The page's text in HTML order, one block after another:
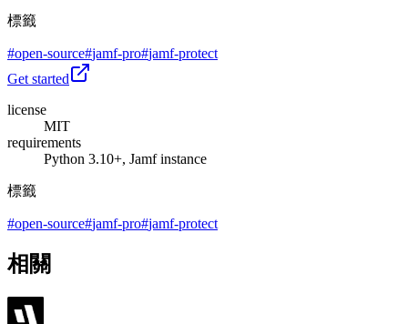
標籤
#open-source#jamf-pro#jamf-protect
Get started
license
MIT
requirements
Python 3.10+, Jamf instance
標籤
#open-source#jamf-pro#jamf-protect
相關